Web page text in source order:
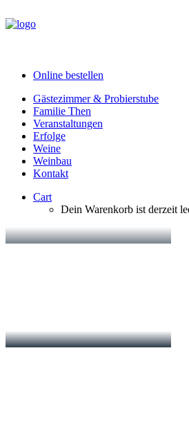
Online bestellen
Gästezimmer & Probierstube
Familie Then
Veranstaltungen
Erfolge
Weine
Weinbau
Kontakt
Cart
Dein Warenkorb ist derzeit